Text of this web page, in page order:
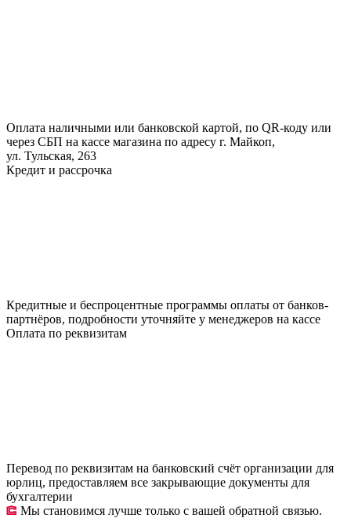
Оплата наличными или банковской картой, по QR-коду или
через СБП на кассе магазина по адресу г. Майкоп,
ул. Тульская, 263
Кредит и рассрочка
Кредитные и беспроцентные программы оплаты от банков-
партнёров, подробности уточняйте у менеджеров на кассе
Оплата по реквизитам
Перевод по реквизитам на банковский счёт организации для
юрлиц, предоставляем все закрывающие документы для
бухгалтерии
Мы становимся лучше только с вашей обратной связью.